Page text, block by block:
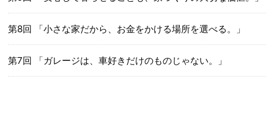
第8回 「小さな家だから、お金をかける場所を選べる。」
第7回 「ガレージは、車好きだけのものじゃない。」